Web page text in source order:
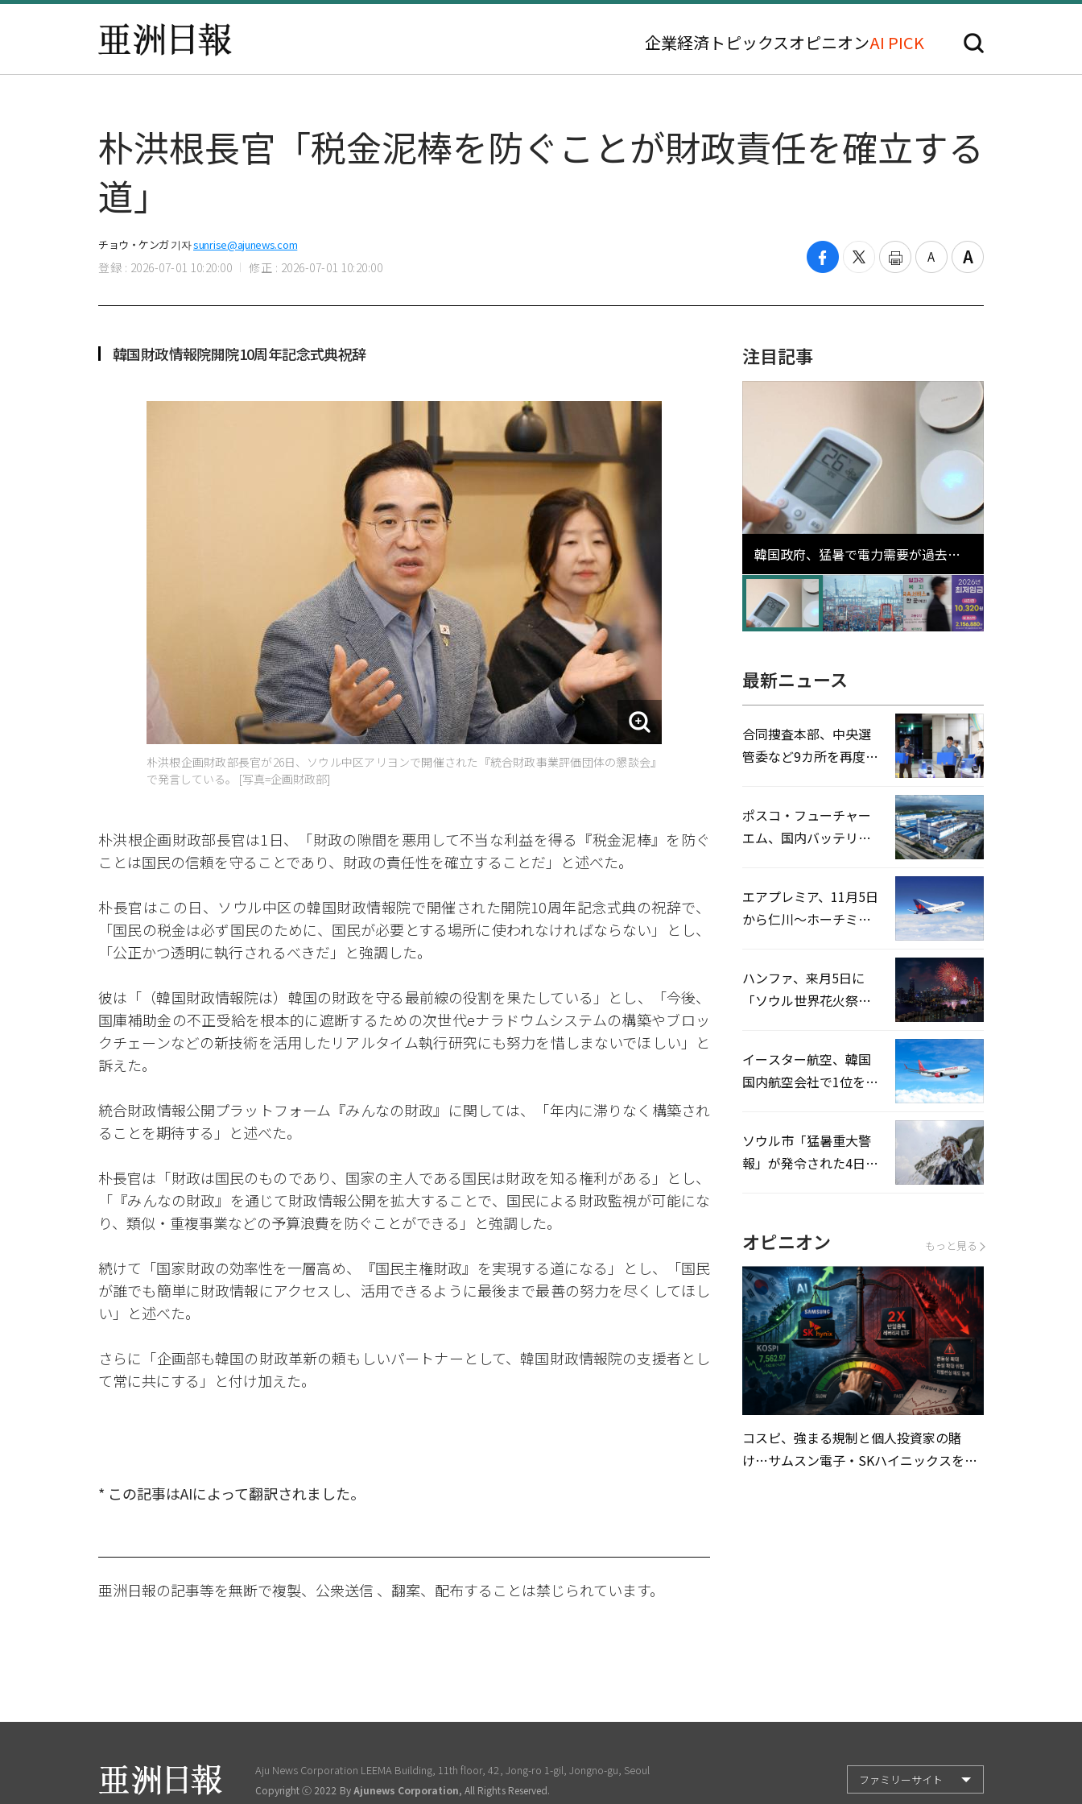
企業経済 トピックスオピニオンAI PICK
朴洪根長官「税金泥棒を防ぐことが財政責任を確立する
道」
チョウ・ケンガ 기자sunrise@ajunews.com
登録 : 2026-07-01 10:20:00 修正 : 2026-07-01 10:20:00
韓国財政情報院開院10周年記念式典祝辞
朴洪根企画財政部長官が26日、ソウル中区アリヨンで開催された『統合財政事業評価団体の懇談会』
で発言している。 [写真=企画財政部]
朴洪根企画財政部長官は1日、「財政の隙間を悪用して不当な利益を得る『税金泥棒』を防ぐ
ことは国民の信頼を守ることであり、財政の責任性を確立することだ」と述べた。
朴長官はこの日、ソウル中区の韓国財政情報院で開催された開院10周年記念式典の祝辞で、
「国民の税金は必ず国民のために、国民が必要とする場所に使われなければならない」とし、
「公正かつ透明に執行されるべきだ」と強調した。
彼は「（韓国財政情報院は）韓国の財政を守る最前線の役割を果たしている」とし、「今後、
国庫補助金の不正受給を根本的に遮断するための次世代eナラドウムシステムの構築やブロッ
クチェーンなどの新技術を活用したリアルタイム執行研究にも努力を惜しまないでほしい」と
訴えた。
統合財政情報公開プラットフォーム『みんなの財政』に関しては、「年内に滞りなく構築され
ることを期待する」と述べた。
朴長官は「財政は国民のものであり、国家の主人である国民は財政を知る権利がある」とし、
「『みんなの財政』を通じて財政情報公開を拡大することで、国民による財政監視が可能にな
り、類似・重複事業などの予算浪費を防ぐことができる」と強調した。
続けて「国家財政の効率性を一層高め、『国民主権財政』を実現する道になる」とし、「国民
が誰でも簡単に財政情報にアクセスし、活用できるように最後まで最善の努力を尽くしてほし
い」と述べた。
さらに「企画部も韓国の財政革新の頼もしいパートナーとして、韓国財政情報院の支援者とし
て常に共にする」と付け加えた。
* この記事はAIによって翻訳されました。
亜洲日報の記事等を無断で複製、公衆送信 、翻案、配布することは禁じられています。
注目記事
韓国政府、猛暑で電力需要が過去最
高更新の可能性に需給対応体制を点
検
最新ニュース
合同捜査本部、中央選
管委など9カ所を再度家
ポスコ・フューチャー
エム、国内バッテリー
エアプレミア、11月5日
から仁川〜ホーチミン
ハンファ、来月5日に
「ソウル世界花火祭り
イースター航空、韓国
国内航空会社で1位を記
ソウル市「猛暑重大警
報」が発令された4日、
オピニオン もっと見る
コスピ、強まる規制と個人投資家の賭
け…サムスン電子・SKハイニックスを巡
ファミリーサイト
Aju News Corporation LEEMA Building, 11th floor, 42, Jong-ro 1-gil, Jongno-gu, Seoul
Copyright ⓒ 2022 ByAjunews Corporation, All Rights Reserved.